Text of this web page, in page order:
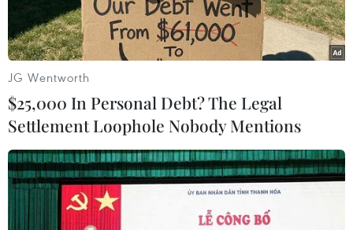
JG Wentworth
$25,000 In Personal Debt? The Legal
Settlement Loophole Nobody Mentions